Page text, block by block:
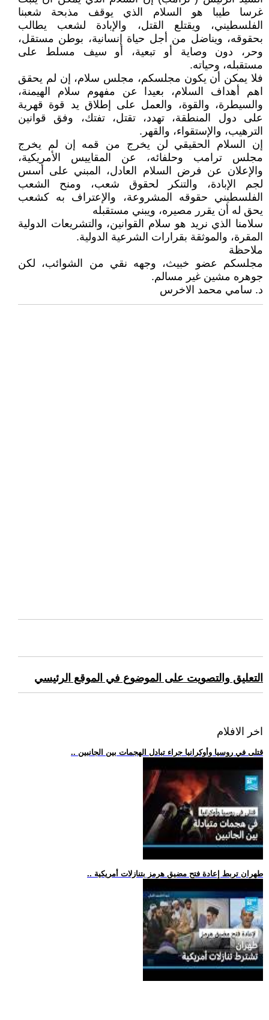
غرسا طيبا هو السلام الذي يوقف مذبحة شعبنا
الفلسطيني، ويقتلع القتل، والإبادة لشعب يطالب
بحقوقه، ويناضل من أجل حياة إنسانية، بوطن مستقل،
وحر، دون وصاية أو تبعية، أو سيف مسلط على
مستقبله، وحياته.
فلا يمكن أن يكون مجلسكم، مجلس سلام، إن لم يحقق
اهم أهداف السلام، بعيدا عن مفهوم سلام الهيمنة،
والسيطرة، والقوة، والعمل على إطلاق يد قوة قهرية
على دول المنطقة، تهدد، تقتل، تفتك، وفق قوانين
الترهيب، والإستقواء، والقهر.
إن السلام الحقيقي لن يخرج من قمه إن لم يخرج
مجلس ترامب وحلفائه، عن المقاييس الأمريكية،
والإعلان عن فرض السلام العادل، المبني على أسس
لجم الإبادة، والتنكر لحقوق شعب، ومنح الشعب
الفلسطيني حقوقه المشروعة، والإعتراف به كشعب
يحق له أن يقرر مصيره، ويبني مستقبله
سلامنا الذي نريد هو سلام القوانين، والتشريعات الدولية
المقرة، والموثقة بقرارات الشرعية الدولية.
ملاحظة
مجلسكم عضو خبيث، وجهه نقي من الشوائب، لكن
جوهره مشين غير مسالم.
د. سامي محمد الاخرس
التعليق والتصويت على الموضوع في الموقع الرئيسي
اخر الافلام
.. قتلى في روسيا وأوكرانيا جراء تبادل الهجمات بين الجانبين
.. طهران تربط إعادة فتح مضيق هرمز بتنازلات أمريكية